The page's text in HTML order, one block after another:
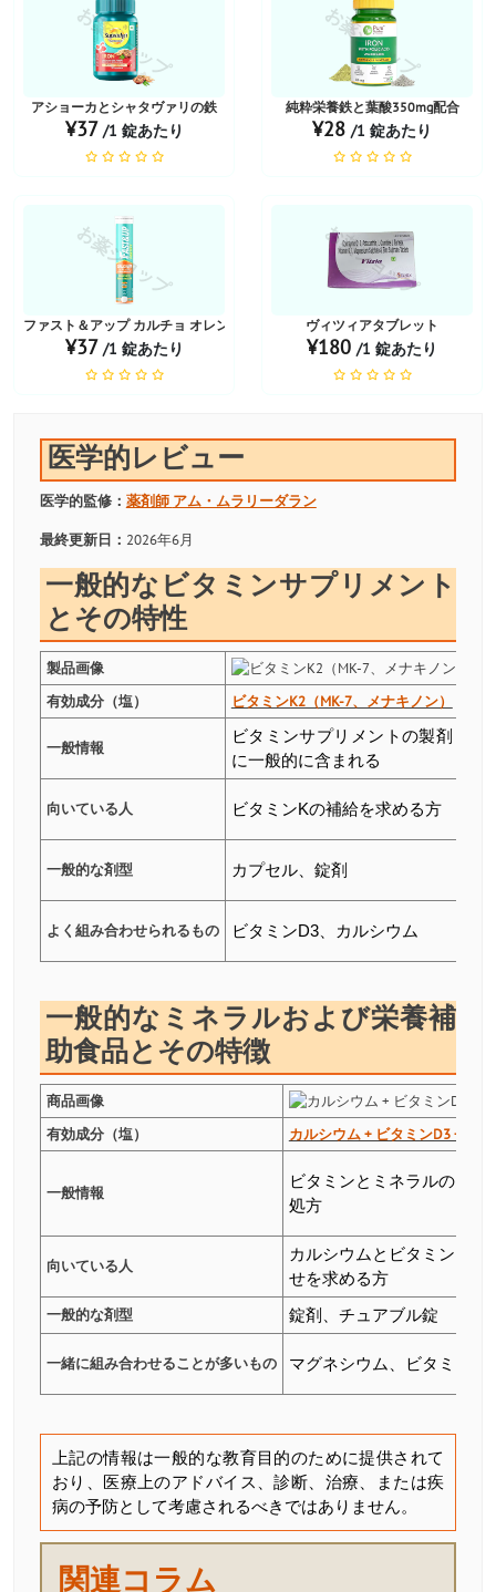
お薬ショップ
アショーカとシャタヴァリの鉄
¥37 /1 錠あたり
お薬ショップ
純粋栄養鉄と葉酸350mg配合
¥28 /1 錠あたり
お薬ショップ
ファスト＆アップ カルチョ オレンジ味
¥37 /1 錠あたり
お薬ショップ
ヴィツィアタブレット
¥180 /1 錠あたり
医学的レビュー
医学的監修： 薬剤師 アム・ムラリーダラン
最終更新日： 2026年6月
一般的なビタミンサプリメント
とその特性
製品画像
有効成分（塩）
ビタミンK2（MK-7、メナキノン）
一般情報
ビタミンサプリメントの製剤
に一般的に含まれる
向いている人 ビタミンKの補給を求める方
一般的な剤型 カプセル、錠剤
よく組み合わせられるもの ビタミンD3、カルシウム
一般的なミネラルおよび栄養補
助食品とその特徴
商品画像
有効成分（塩）
カルシウム + ビタミンD3 + ビ
一般情報
ビタミンとミネラルの組み
処方
向いている人
カルシウムとビタミンの組
せを求める方
一般的な剤型 錠剤、チュアブル錠
一緒に組み合わせることが多いもの マグネシウム、ビタミンD3
上記の情報は一般的な教育目的のために提供されて
おり、医療上のアドバイス、診断、治療、または疾
病の予防として考慮されるべきではありません。
関連コラム